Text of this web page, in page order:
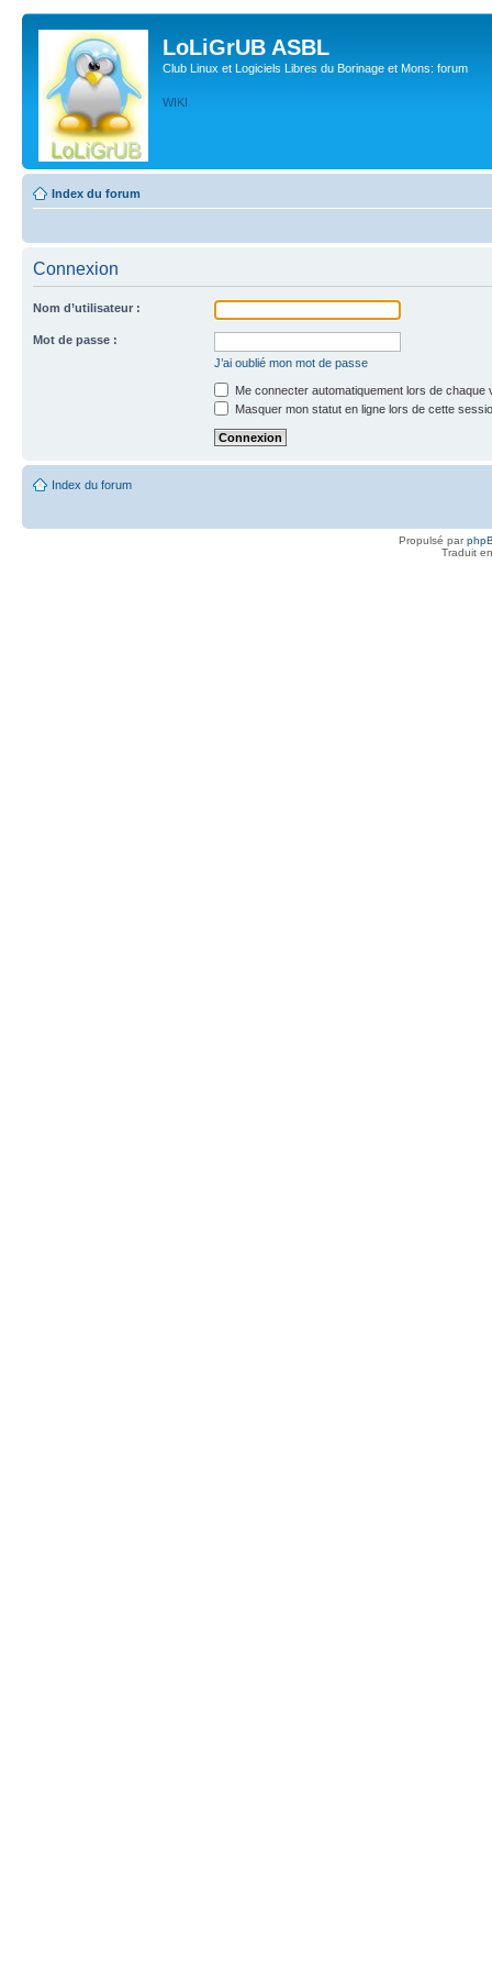
LoLiGrUB ASBL
Club Linux et Logiciels Libres du Borinage et Mons: forum
WIKI
Index du forum
Connexion
Nom d’utilisateur :
Mot de passe :
J’ai oublié mon mot de passe
Me connecter automatiquement lors de chaque
Masquer mon statut en ligne lors de cette
Index du forum
Propulsé par
Traduit